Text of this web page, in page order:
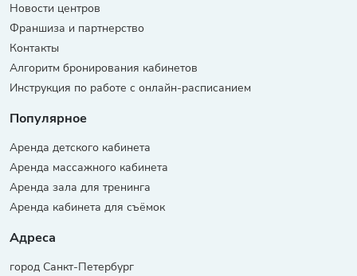
Новости центров
Франшиза и партнерство
Контакты
Алгоритм бронирования кабинетов
Инструкция по работе с онлайн-расписанием
Популярное
Аренда детского кабинета
Аренда массажного кабинета
Аренда зала для тренинга
Аренда кабинета для съёмок
Адреса
город Санкт-Петербург